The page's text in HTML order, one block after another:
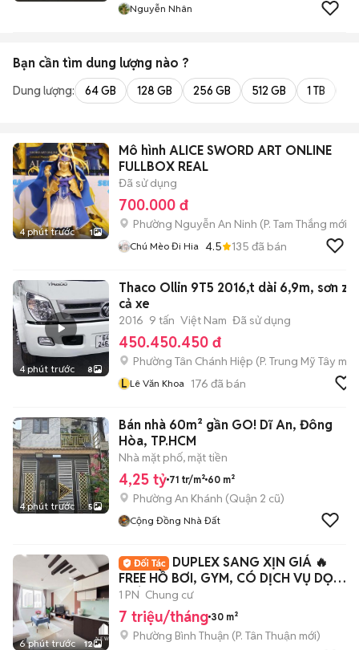
Nguyễn Nhân
Bạn cần tìm dung lượng nào ?
Dung lượng: 64 GB 128 GB 256 GB 512 GB 1 TB
4 phút trước 1
Mô hình ALICE SWORD ART ONLINE
FULLBOX REAL
Đã sử dụng
700.000 đ
Phường Nguyễn An Ninh (P. Tam Thắng mới)
Chú Mèo Đi Hia 4.5 135 đã bán
4 phút trước 8
Thaco Ollin 9T5 2016,t dài 6,9m, sơn zin
cả xe
2016 9 tấn Việt Nam Đã sử dụng
450.450.450 đ
Phường Tân Chánh Hiệp (P. Trung Mỹ Tây mới)
L Lê Văn Khoa 176 đã bán
4 phút trước 5
Bán nhà 60m² gần GO! Dĩ An, Đông
Hòa, TP.HCM
Nhà mặt phố, mặt tiền
4,25 tỷ 71 tr/m² 60 m²
Phường An Khánh (Quận 2 cũ)
Cộng Đồng Nhà Đất
6 phút trước 12
DUPLEX SANG XỊN GIÁ 🔥
FREE HỒ BƠI, GYM, CÓ DỊCH VỤ DỌN
PHÒNG
1 PN Chung cư
7 triệu/tháng 30 m²
Phường Bình Thuận (P. Tân Thuận mới)